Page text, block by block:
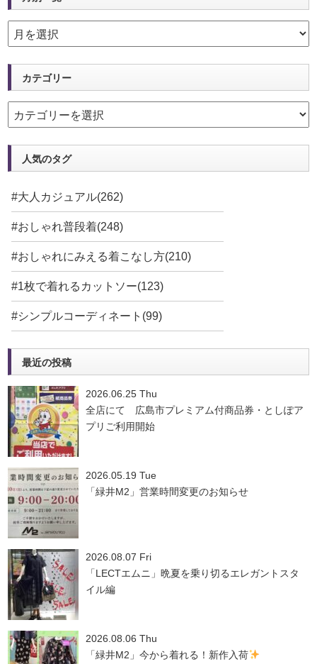
カテゴリー
人気のタグ
#大人カジュアル(262)
#おしゃれ普段着(248)
#おしゃれにみえる着こなし方(210)
#1枚で着れるカットソー(123)
#シンプルコーディネート(99)
最近の投稿
2026.06.25 Thu
全店にて 広島市プレミアム付商品券・としぽア
プリご利用開始
2026.05.19 Tue
「緑井M2」営業時間変更のお知らせ
2026.08.07 Fri
「LECTエムニ」晩夏を乗り切るエレガントスタ
イル編
2026.08.06 Thu
「緑井M2」今から着れる！新作入荷